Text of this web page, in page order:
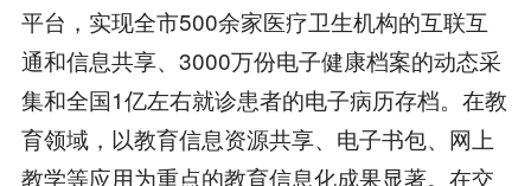
平台，实现全市500余家医疗卫生机构的互联互
通和信息共享、3000万份电子健康档案的动态采
集和全国1亿左右就诊患者的电子病历存档。在教
育领域，以教育信息资源共享、电子书包、网上
教学等应用为重点的教育信息化成果显著。在交